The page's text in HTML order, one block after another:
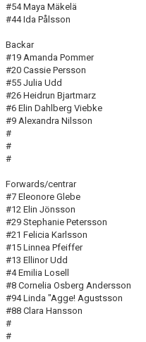
#54 Maya Mäkelä
#44 Ida Pålsson
Backar
#19 Amanda Pommer
#20 Cassie Persson
#55 Julia Udd
#26 Heidrun Bjartmarz
#6 Elin Dahlberg Viebke
#9 Alexandra Nilsson
#
#
#
Forwards/centrar
#7 Eleonore Glebe
#12 Elin Jönsson
#29 Stephanie Petersson
#21 Felicia Karlsson
#15 Linnea Pfeiffer
#13 Ellinor Udd
#4 Emilia Losell
#8 Cornelia Osberg Andersson
#94 Linda "Agge! Agustsson
#88 Clara Hansson
#
#